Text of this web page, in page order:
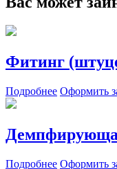
Фитинг
Подробнее Оформить
Подробнее Оформить